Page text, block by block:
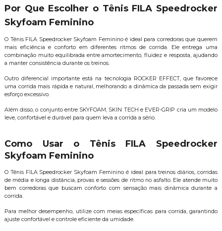
Por Que Escolher o Tênis FILA Speedrocker
Skyfoam Feminino
O Tênis FILA Speedrocker Skyfoam Feminino é ideal para corredoras que querem
mais eficiência e conforto em diferentes ritmos de corrida. Ele entrega uma
combinação muito equilibrada entre amortecimento, fluidez e resposta, ajudando
a manter consistência durante os treinos.
Outro diferencial importante está na tecnologia ROCKER EFFECT, que favorece
uma corrida mais rápida e natural, melhorando a dinâmica da passada sem exigir
esforço excessivo.
Além disso, o conjunto entre SKYFOAM, SKIN TECH e EVER-GRIP cria um modelo
leve, confortável e durável para quem leva a corrida a sério.
Como Usar o Tênis FILA Speedrocker
Skyfoam Feminino
O Tênis FILA Speedrocker Skyfoam Feminino é ideal para treinos diários, corridas
de média e longa distância, provas e sessões de ritmo no asfalto. Ele atende muito
bem corredoras que buscam conforto com sensação mais dinâmica durante a
corrida.
Para melhor desempenho, utilize com meias específicas para corrida, garantindo
ajuste confortável e controle eficiente da umidade.